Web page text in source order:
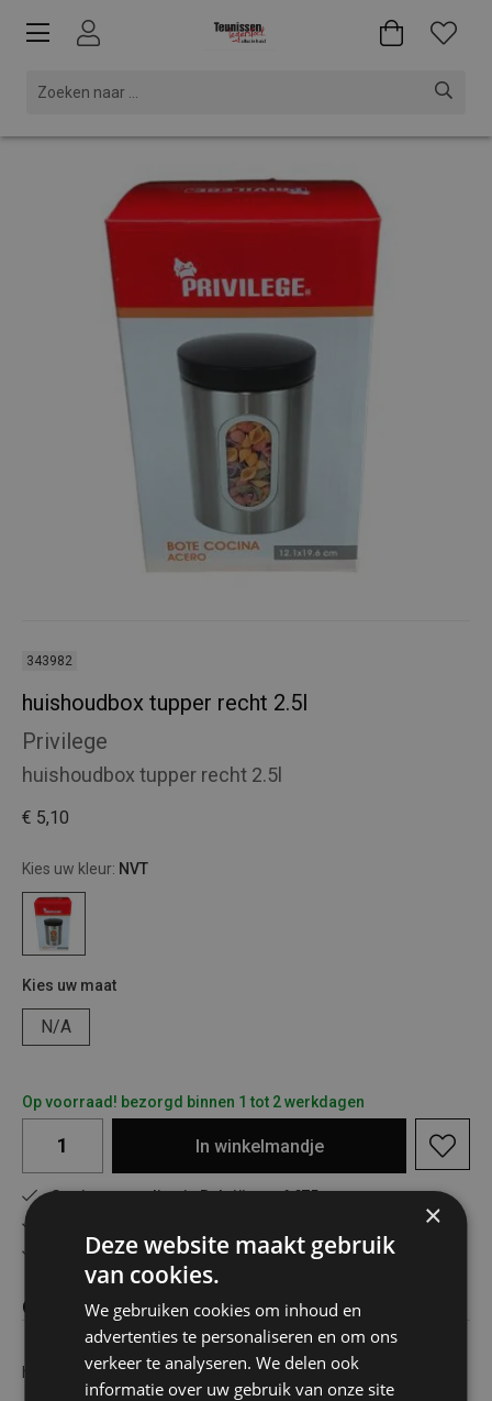
343982
huishoudbox tupper recht 2.5l
Privilege
huishoudbox tupper recht 2.5l
€ 5,10
Kies uw kleur: NVT
Kies uw maat
N/A
Op voorraad! bezorgd binnen 1 tot 2 werkdagen
In winkelmandje
Gratis verzending in België vanaf €75
Advies op maat
Omschrijving
huishoudbox tupper recht 2.5l
×
Deze website maakt gebruik
van cookies.
We gebruiken cookies om inhoud en
advertenties te personaliseren en om ons
verkeer te analyseren. We delen ook
informatie over uw gebruik van onze site